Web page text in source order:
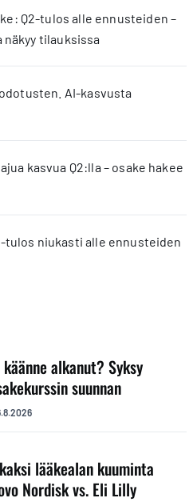
Q2-tulos alle ennusteiden –
tilauksissa
AI-kasvusta
kasvua Q2:lla – osake hakee
tulos niukasti alle ennusteiden
alkanut? Syksy
suunnan
lääkealan kuuminta
Nordisk vs. Eli Lilly